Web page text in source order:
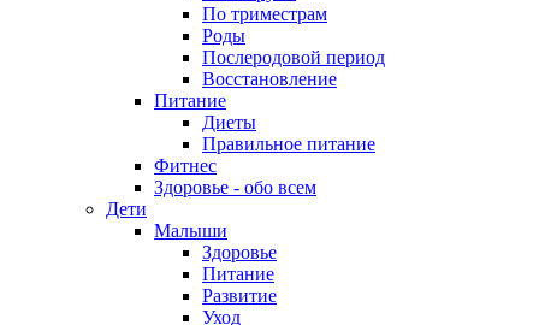
По триместрам
Роды
Послеродовой период
Восстановление
Питание
Диеты
Правильное питание
Фитнес
Здоровье - обо всем
Дети
Малыши
Здоровье
Питание
Развитие
Уход